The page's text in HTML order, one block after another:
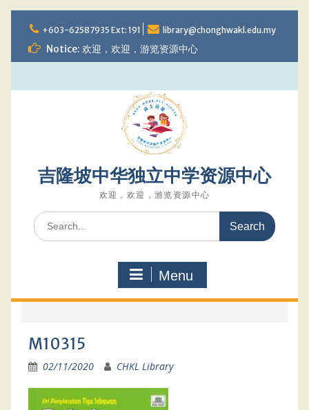
to
content
+603-62587935 Ext: 191 library@chonghwakl.edu.my
Notice: 欢迎，欢迎，游览资源中心
吉隆坡中华独立中学资源中心
欢迎，欢迎，游览资源中心
Search
for:
Menu
M10315
02/11/2020 CHKL Library